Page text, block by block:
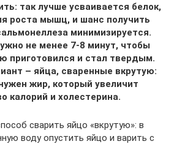
так лучше усваивается белок,
роста мышц, и шанс получить
минимизируется.
не менее 7-8 минут, чтобы
приготовился и стал твердым.
– яйца, сваренные вкрутую:
жир, который увеличит
калорий и холестерина.
сварить яйцо «вкрутую»: в
воду опустить яйцо и варить с